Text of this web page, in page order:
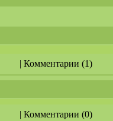
| Комментарии (1)
| Комментарии (0)